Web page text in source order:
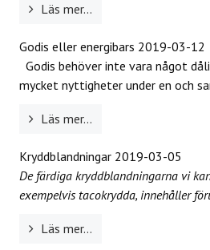
Läs mer...
Godis eller energibars 2019-03-12
Godis behöver inte vara något
mycket nyttigheter under en och
Läs mer...
Kryddblandningar 2019-03-05
De färdiga kryddblandningarna vi
exempelvis tacokrydda, innehåller
Läs mer...